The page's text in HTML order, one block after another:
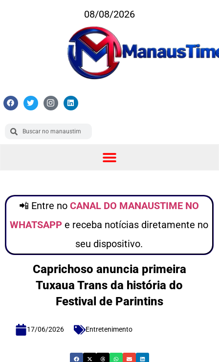
08/08/2026
📲 Entre no CANAL DO MANAUSTIME NO
WHATSAPP e receba notícias diretamente no
seu dispositivo.
Caprichoso anuncia primeira
Tuxaua Trans da história do
Festival de Parintins
17/06/2026 Entretenimento